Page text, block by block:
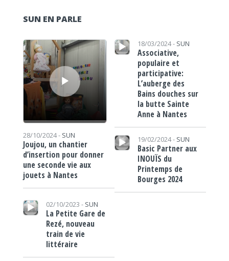
SUN EN PARLE
Lecteur audio
28/10/2024 - SUN
Joujou, un chantier
d’insertion pour donner
une seconde vie aux
jouets à Nantes
Lecteur audio 18/03/2024 - SUN
Associative,
populaire et
participative:
L’auberge des
Bains douches sur
la butte Sainte
Anne à Nantes
Lecteur audio
19/02/2024 - SUN
Basic Partner aux
INOUÏS du
Printemps de
Bourges 2024
Lecteur audio
02/10/2023 - SUN
La Petite Gare de
Rezé, nouveau
train de vie
littéraire